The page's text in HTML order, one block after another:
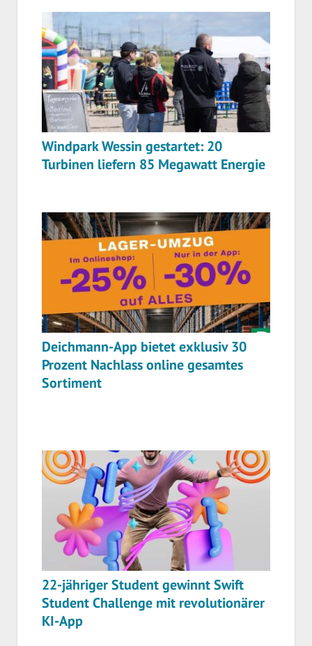
Windpark Wessin gestartet: 20
Turbinen liefern 85 Megawatt Energie
Deichmann-App bietet exklusiv 30
Prozent Nachlass online gesamtes
Sortiment
22-jähriger Student gewinnt Swift
Student Challenge mit revolutionärer
KI-App